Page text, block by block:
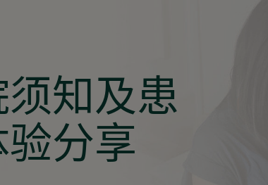
知及患
分享